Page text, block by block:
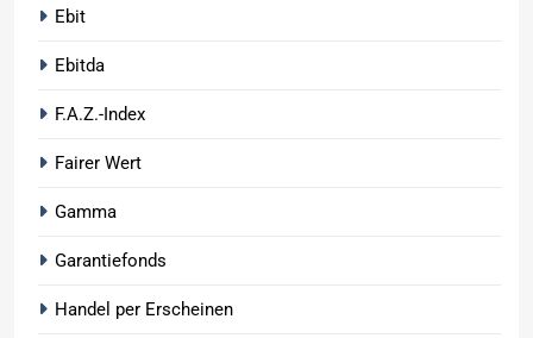
Ebit
Ebitda
F.A.Z.-Index
Fairer Wert
Gamma
Garantiefonds
Handel per Erscheinen